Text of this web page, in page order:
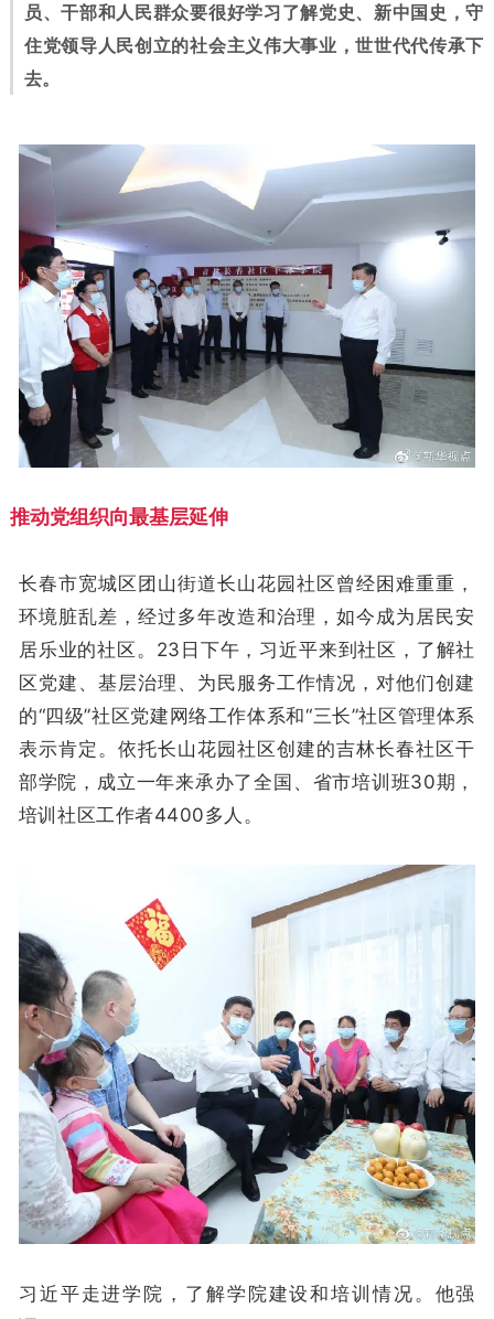
员、干部和人民群众要很好学习了解党史、新中国史，守
住党领导人民创立的社会主义伟大事业，世世代代传承下
去。
推动党组织向最基层延伸
长春市宽城区团山街道长山花园社区曾经困难重重，
环境脏乱差，经过多年改造和治理，如今成为居民安
居乐业的社区。23日下午，习近平来到社区，了解社
区党建、基层治理、为民服务工作情况，对他们创建
的“四级”社区党建网络工作体系和“三长”社区管理体系
表示肯定。依托长山花园社区创建的吉林长春社区干
部学院，成立一年来承办了全国、省市培训班30期，
培训社区工作者4400多人。
习近平走进学院，了解学院建设和培训情况。他强